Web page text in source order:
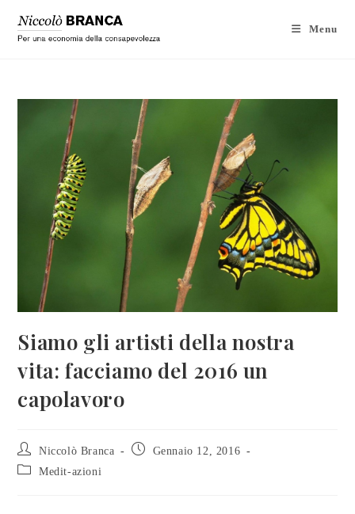
Menu
Siamo gli artisti della nostra
vita: facciamo del 2016 un
capolavoro
Niccolò Branca
Gennaio 12, 2016
Medit-azioni